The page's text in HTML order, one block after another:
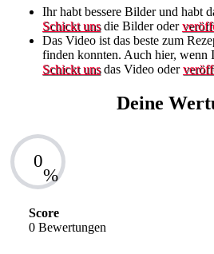
Ihr habt bessere Bilder und habt
Schickt unsdie Bilder oder
Das Video ist das beste zum
finden konnten. Auch hier, wenn
Schickt unsdas Video oder
Deine
0
%
Score
0 Bewertungen